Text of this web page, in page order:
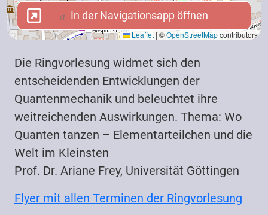
Leaflet | ©OpenStreetMapcontributors
In der Navigationsapp öffnen
In der Navigationsapp öffnen
Die Ringvorlesung widmet sich den
entscheidenden Entwicklungen der
Quantenmechanik und beleuchtet ihre
weitreichenden Auswirkungen. Thema: Wo
Quanten tanzen – Elementarteilchen und die
Welt im Kleinsten
Prof. Dr. Ariane Frey, Universität Göttingen
Flyer mit allen Terminen der Ringvorlesung